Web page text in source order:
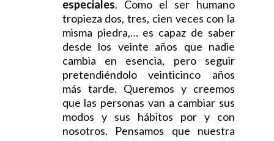
especiales. Como el ser humano
tropieza dos, tres, cien veces con la
misma piedra,… es capaz de saber
desde los veinte años que nadie
cambia en esencia, pero seguir
pretendiéndolo veinticinco años
más tarde. Queremos y creemos
que las personas van a cambiar sus
modos y sus hábitos por y con
nosotros. Pensamos que nuestra